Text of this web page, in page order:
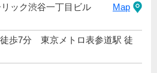
ック渋谷一丁目ビル
Map
歩7分 東京メトロ表参道駅 徒